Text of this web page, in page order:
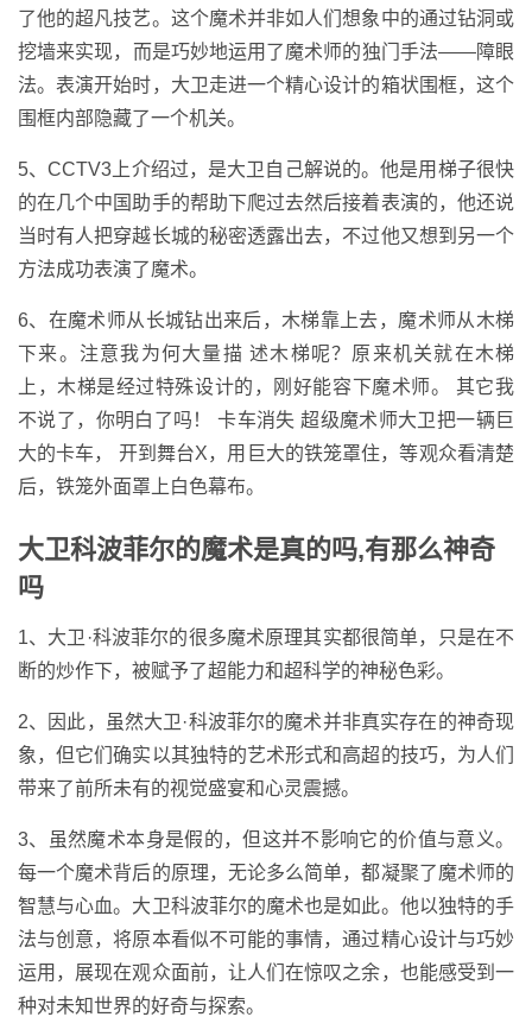
了他的超凡技艺。这个魔术并非如人们想象中的通过钻洞或
挖墙来实现，而是巧妙地运用了魔术师的独门手法——障眼
法。表演开始时，大卫走进一个精心设计的箱状围框，这个
围框内部隐藏了一个机关。
5、CCTV3上介绍过，是大卫自己解说的。他是用梯子很快
的在几个中国助手的帮助下爬过去然后接着表演的，他还说
当时有人把穿越长城的秘密透露出去，不过他又想到另一个
方法成功表演了魔术。
6、在魔术师从长城钻出来后，木梯靠上去，魔术师从木梯
下来。注意我为何大量描 述木梯呢？原来机关就在木梯
上，木梯是经过特殊设计的，刚好能容下魔术师。 其它我
不说了，你明白了吗！ 卡车消失 超级魔术师大卫把一辆巨
大的卡车， 开到舞台X，用巨大的铁笼罩住，等观众看清楚
后，铁笼外面罩上白色幕布。
大卫科波菲尔的魔术是真的吗,有那么神奇
吗
1、大卫·科波菲尔的很多魔术原理其实都很简单，只是在不
断的炒作下，被赋予了超能力和超科学的神秘色彩。
2、因此，虽然大卫·科波菲尔的魔术并非真实存在的神奇现
象，但它们确实以其独特的艺术形式和高超的技巧，为人们
带来了前所未有的视觉盛宴和心灵震撼。
3、虽然魔术本身是假的，但这并不影响它的价值与意义。
每一个魔术背后的原理，无论多么简单，都凝聚了魔术师的
智慧与心血。大卫科波菲尔的魔术也是如此。他以独特的手
法与创意，将原本看似不可能的事情，通过精心设计与巧妙
运用，展现在观众面前，让人们在惊叹之余，也能感受到一
种对未知世界的好奇与探索。